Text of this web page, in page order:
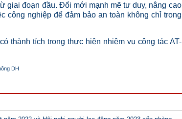
giai đoạn đầu. Đổi mới mạnh mẽ tư duy, nâng cao
công nghiệp để đảm bảo an toàn không chỉ trong
tích trong thực hiện nhiệm vụ công tác AT-
DH